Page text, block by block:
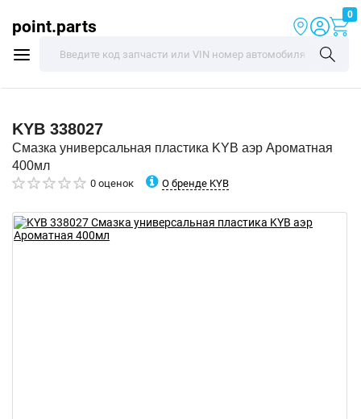
point.parts
0
KYB 338027
Смазка универсальная пластика KYB аэр Ароматная
400мл
0 оценок О бренде KYB